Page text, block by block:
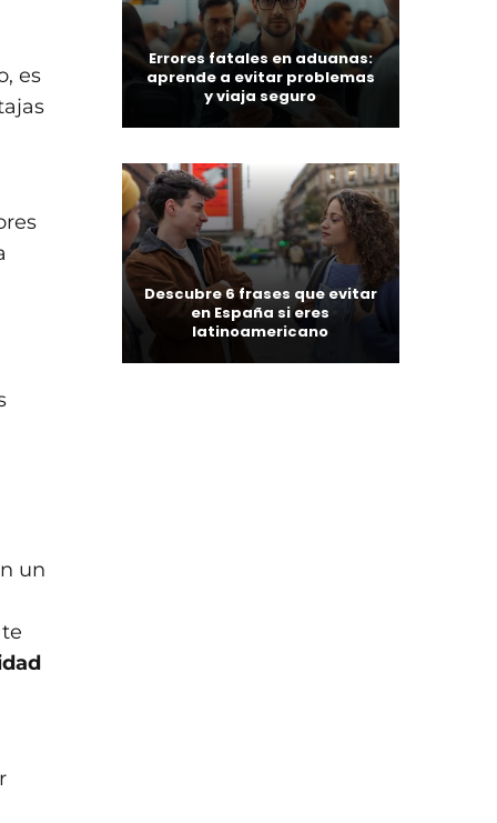
es
un
Errores fatales en aduanas:
aprende a evitar problemas
y viaja seguro
Descubre 6 frases que evitar
en España si eres
latinoamericano